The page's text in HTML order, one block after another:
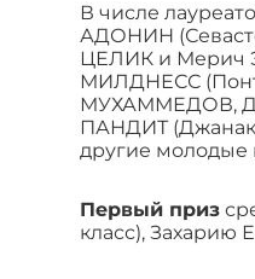
В числе
АДОНИН
ЦЕЛИК и Мерич
МИЛДНЕСС
МУХАММЕДОВ,
ПАНДИТ
другие молодые
Первый приз
класс),